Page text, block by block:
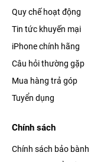
Quy chế hoạt động
Tin tức khuyến mại
iPhone chính hãng
Câu hỏi thường gặp
Mua hàng trả góp
Tuyển dụng
Chính sách
Chính sách bảo bành